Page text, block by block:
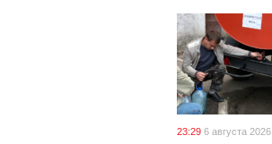
23:29 6 августа 2026